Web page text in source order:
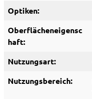
Optiken:
Oberflächeneigensc
haft:
Nutzungsart:
Nutzungsbereich: